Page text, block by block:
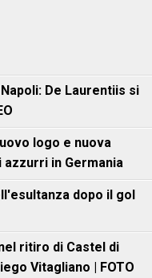
De Laurentiis si
logo e nuova
in Germania
dopo il gol
ritiro di Castel di
Vitagliano | FOTO